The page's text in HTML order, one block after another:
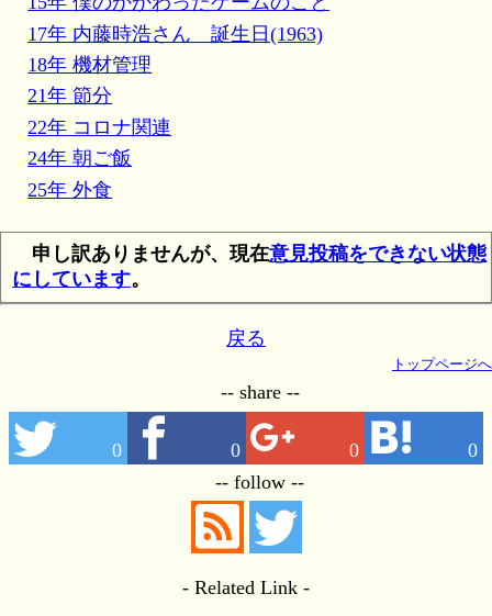
17年 内藤時浩さん 誕生日(1963)
18年 機材管理
21年 節分
22年 コロナ関連
24年 朝ご飯
25年 外食
申し訳ありませんが、現在意見投稿をできない状態
にしています。
戻る
トップページへ
-- share --
0 0 0 0
-- follow --
- Related Link -